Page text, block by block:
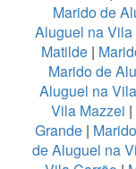
Marido de
Aluguel na
Matilde |
Marido de
Aluguel na
Vila Mazzei |
Grande |
de Aluguel na